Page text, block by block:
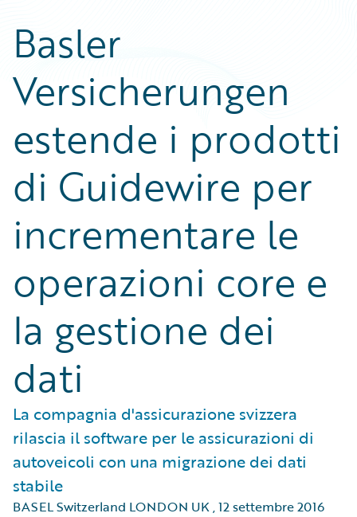
Basler
Versicherungen
estende i prodotti
di Guidewire per
incrementare le
operazioni core e
la gestione dei
dati
La compagnia d'assicurazione svizzera
rilascia il software per le assicurazioni di
autoveicoli con una migrazione dei dati
stabile
BASEL Switzerland LONDON UK,12 settembre 2016